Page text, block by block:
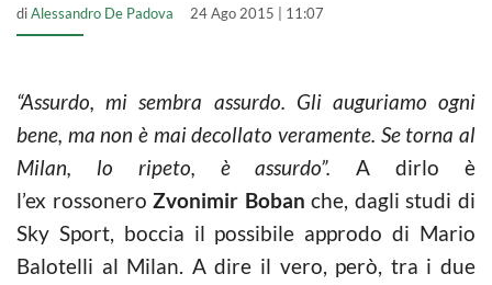
diAlessandro De Padova 24 Ago 2015 | 11:07
“Assurdo, mi sembra assurdo. Gli auguriamo ogni
bene, ma non è mai decollato veramente. Se torna al
Milan, lo ripeto, è assurdo”.A dirlo è
l’ex rossoneroZvonimir Bobanche, dagli studi di
Sky Sport, boccia il possibile approdo di Mario
Balotelli al Milan. A dire il vero, però, tra i due